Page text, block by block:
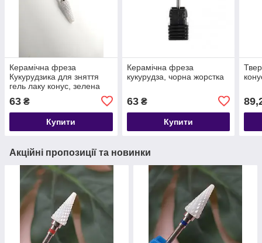
Керамічна фреза
Кукурудзика для зняття
гель лаку конус, зелена
63 ₴
Купити
Керамічна фреза
кукурудза, чорна жорстка
63₴
Купити
Акційні пропозиції та новинки